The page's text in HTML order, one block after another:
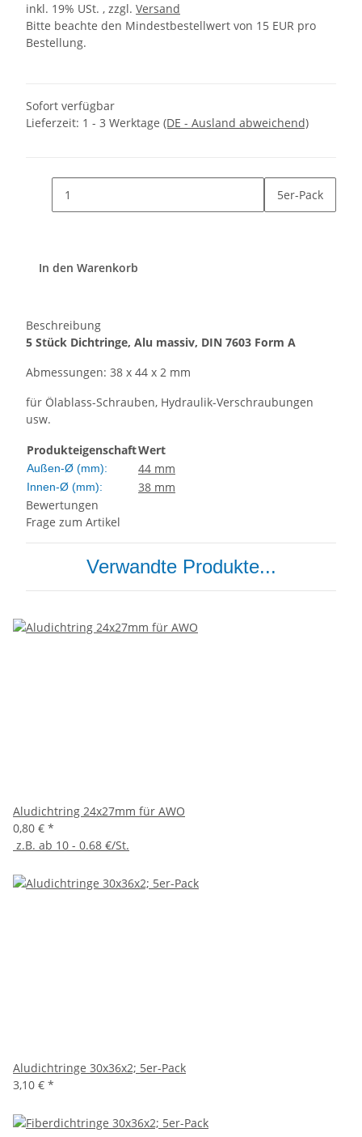
inkl. 19% USt. , zzgl. Versand
Bitte beachte den Mindestbestellwert von 15 EUR pro
Bestellung.
Sofort verfügbar
Lieferzeit: 1 - 3 Werktage (DE - Ausland abweichend)
5er-Pack
In den Warenkorb
Beschreibung
5 Stück Dichtringe, Alu massiv, DIN 7603 Form A
Abmessungen: 38 x 44 x 2 mm
für Ölablass-Schrauben, Hydraulik-Verschraubungen
usw.
ProdukteigenschaftWert
Außen-Ø (mm): 44 mm
Innen-Ø (mm):
38 mm
Bewertungen
Frage zum Artikel
Verwandte Produkte...
Aludichtring 24x27mm für AWO
0,80 € *
z.B. ab 10 - 0.68 €/St.
Aludichtringe 30x36x2; 5er-Pack
3,10 € *